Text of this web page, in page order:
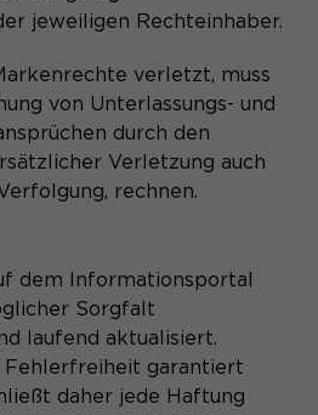
jeweiligen Rechteinhaber.
verletzt, muss
von Unterlassungs- und
durch den
Verletzung auch
rechnen.
dem Informationsportal
Sorgfalt
laufend aktualisiert.
Fehlerfreiheit garantiert
daher jede Haftung